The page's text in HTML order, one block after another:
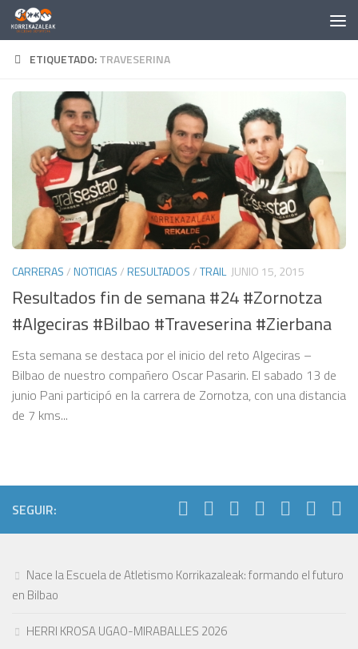
Saltar al contenido
ETIQUETADO:TRAVESERINA
CARRERAS/NOTICIAS/RESULTADOS/TRAIL JUNIO 15, 2015
Resultados fin de semana #24 #Zornotza
#Algeciras #Bilbao #Traveserina #Zierbana
Esta semana se destaca por el inicio del reto Algeciras –
Bilbao de nuestro compañero Oscar Pasarin. El sabado 13 de
junio Pani participó en la carrera de Zornotza, con una distancia
de 7 kms...
SEGUIR:
Nace la Escuela de Atletismo Korrikazaleak: formando el futuro
en Bilbao
HERRI KROSA UGAO-MIRABALLES 2026